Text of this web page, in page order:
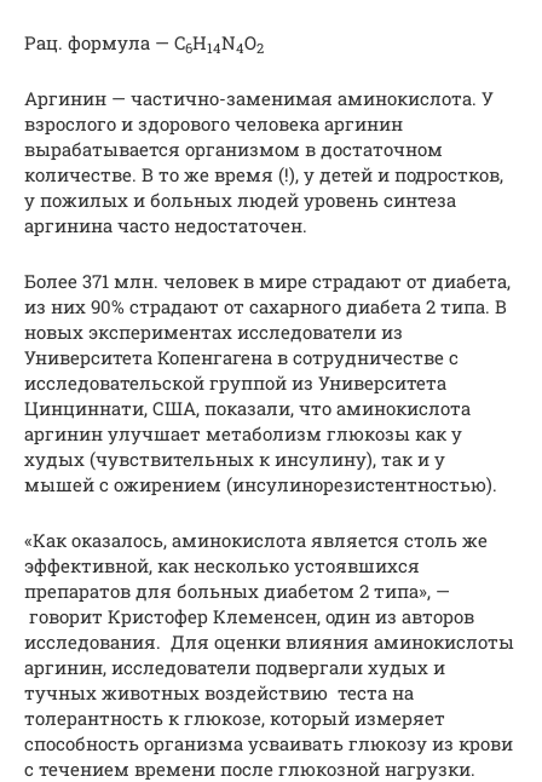
Рац. формула — C6H14N4O2
Аргинин — частично-заменимая аминокислота. У
взрослого и здорового человека аргинин
вырабатывается организмом в достаточном
количестве. В то же время (!), у детей и подростков,
у пожилых и больных людей уровень синтеза
аргинина часто недостаточен.
Более 371 млн. человек в мире страдают от диабета,
из них 90% страдают от сахарного диабета 2 типа. В
новых экспериментах исследователи из
Университета Копенгагена в сотрудничестве с
исследовательской группой из Университета
Цинциннати, США, показали, что аминокислота
аргинин улучшает метаболизм глюкозы как у
худых (чувствительных к инсулину), так и у
мышей с ожирением (инсулинорезистентностью).
«Как оказалось, аминокислота является столь же
эффективной, как несколько устоявшихся
препаратов для больных диабетом 2 типа», —
говорит Кристофер Клеменсен, один из авторов
исследования. Для оценки влияния аминокислоты
аргинин, исследователи подвергали худых и
тучных животных воздействию теста на
толерантность к глюкозе, который измеряет
способность организма усваивать глюкозу из крови
с течением времени после глюкозной нагрузки.